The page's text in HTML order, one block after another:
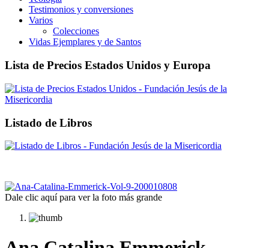
Testimonios y conversiones
Varios
Colecciones
Vidas Ejemplares y de Santos
Lista de Precios Estados Unidos y Europa
Listado de Libros
Dale clic aquí para ver la foto más grande